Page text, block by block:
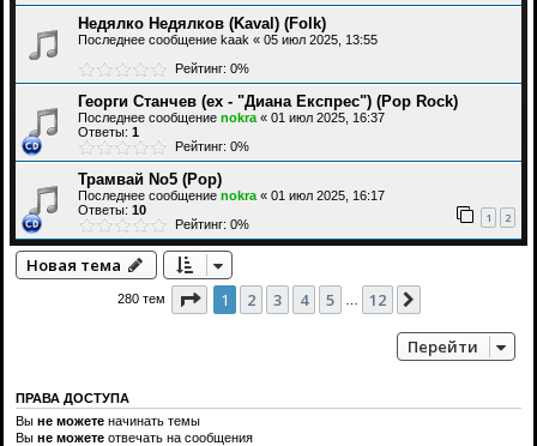
Недялко Недялков (Kaval) (Folk)
Последнее сообщение kaak « 05 июл 2025, 13:55
Рейтинг: 0%
Георги Станчев (ех - "Диана Експрес") (Pop Rock)
Последнее сообщение nokra « 01 июл 2025, 16:37
Ответы: 1
Рейтинг: 0%
Трамвай Nо5 (Pop)
Последнее сообщение nokra « 01 июл 2025, 16:17
Ответы: 10 1 2
Рейтинг: 0%
Новая тема
280 тем Страница из 12
1 2 3 4 5 12
Перейти
ПРАВА ДОСТУПА
Вы не можете начинать темы
Вы не можете отвечать на сообщения